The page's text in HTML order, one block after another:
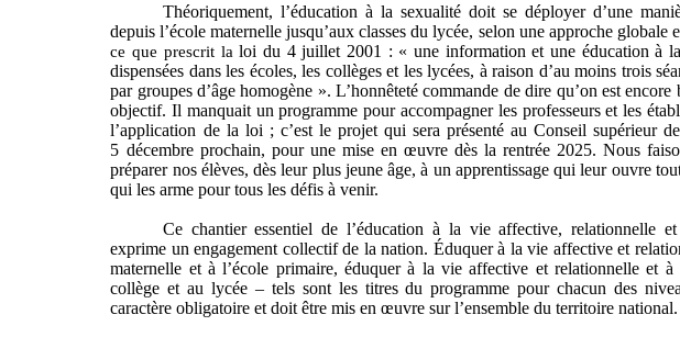
Théoriquement, l’éducation à la sexualité doit se déployer d’une
depuis l’école maternelle jusqu’aux classes du lycée, selon une approche globale
ce que prescrit laloi du 4 juillet 2001 : « une information et une éducation à
dispensées dans les écoles, les collèges et les lycées, à raison d’au moins trois
par groupes d’âge homogène ». L’honnêteté commande de dire qu’on est
objectif. Il manquait un programme pour accompagner les professeurs et les
l’application de la loi ; c’est le projet qui sera présenté au Conseil supérieur
5 décembre prochain, pour une mise en œuvre dès la rentrée 2025. Nous
préparer nos élèves, dès leur plus jeune âge, à un apprentissage qui leur ouvre
qui les arme pour tous les défis à venir.
Ce chantier essentiel de l’éducation à la vie affective, relationnelle
exprime un engagement collectif de la nation. Éduquer à la vie affective et
maternelle et à l’école primaire, éduquer à la vie affective et relationnelle et à
collège et au lycée – tels sont les titres du programme pour chacun des
caractère obligatoire et doit être mis en œuvre sur l’ensemble du territoire national.